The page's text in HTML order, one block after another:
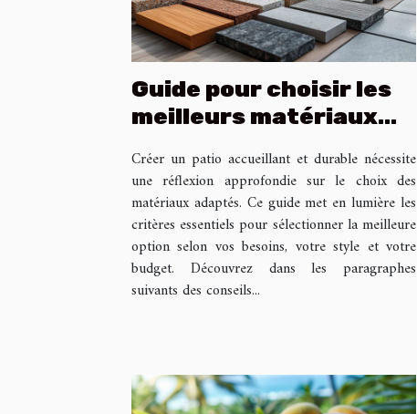
Guide pour choisir les
meilleurs matériaux
Créer un patio accueillant et durable nécessite
une réflexion approfondie sur le choix des
matériaux adaptés. Ce guide met en lumière les
critères essentiels pour sélectionner la meilleure
option selon vos besoins, votre style et votre
budget. Découvrez dans les paragraphes
suivants des conseils...